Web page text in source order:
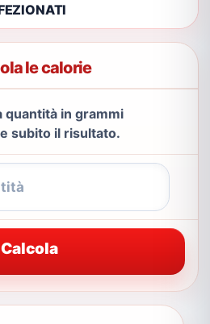
le calorie
quantità in grammi
subito il risultato.
Calcola